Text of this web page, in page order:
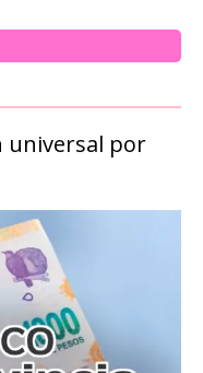
universal por